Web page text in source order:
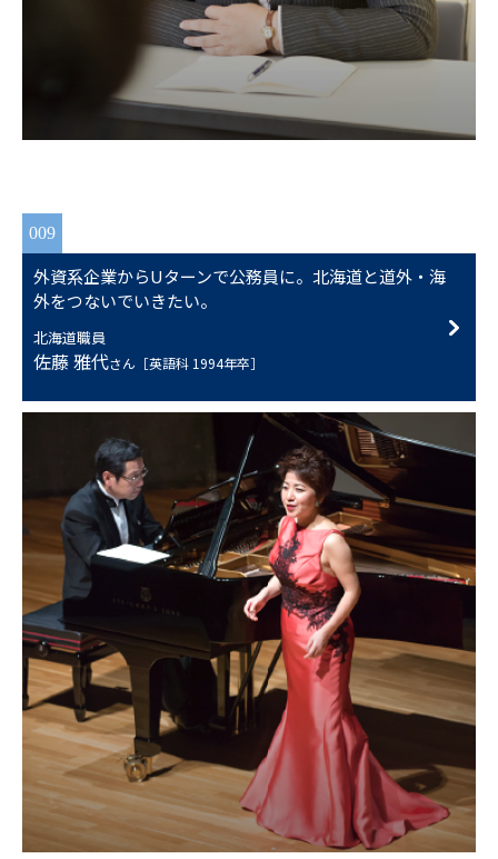
009
外資系企業からUターンで公務員に。北海道と道外・海
外をつないでいきたい。
北海道職員
佐藤 雅代さん［英語科 1994年卒］